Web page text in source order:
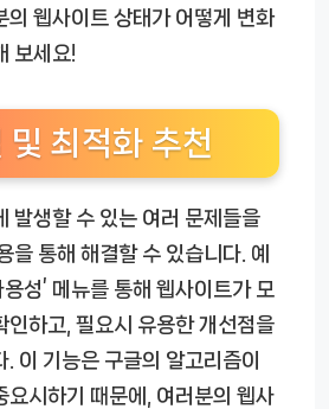
의 웹사이트 상태가 어떻게 변화
보세요!
및 최적화 추천
발생할 수 있는 여러 문제들을
을 통해 해결할 수 있습니다. 예
성’ 메뉴를 통해 웹사이트가 모
인하고, 필요시 유용한 개선점을
이 기능은 구글의 알고리즘이
요시하기 때문에, 여러분의 웹사